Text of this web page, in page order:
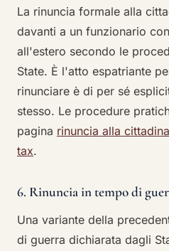
La rinuncia formale alla
davanti a un funzionario
all'estero secondo le
State. È l'atto espatriante
rinunciare è di per sé
stesso. Le procedure
pagina rinuncia alla
tax.
6. Rinuncia in tempo di
Una variante della
di guerra dichiarata dagli